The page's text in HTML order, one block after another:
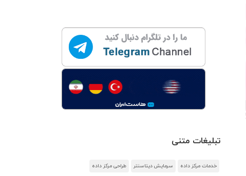
تبلیغات متنی
خدمات مرکز داده سرمایش دیتاسنتر طراحی مرکز داده